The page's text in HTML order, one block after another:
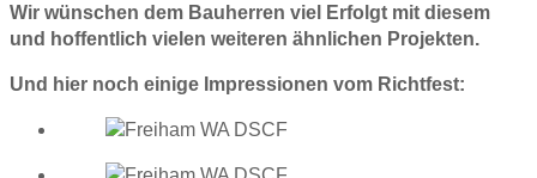
Wir wünschen dem Bauherren viel Erfolgt mit diesem
und hoffentlich vielen weiteren ähnlichen Projekten.
Und hier noch einige Impressionen vom Richtfest: